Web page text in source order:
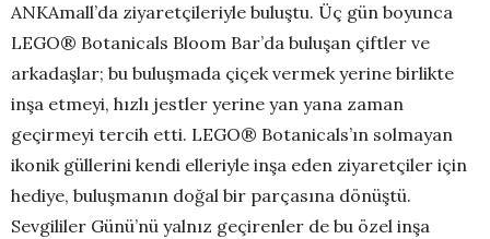
ANKAmall’da ziyaretçileriyle buluştu. Üç gün boyunca
LEGO® Botanicals Bloom Bar’da buluşan çiftler ve
arkadaşlar; bu buluşmada çiçek vermek yerine birlikte
inşa etmeyi, hızlı jestler yerine yan yana zaman
geçirmeyi tercih etti. LEGO® Botanicals’ın solmayan
ikonik güllerini kendi elleriyle inşa eden ziyaretçiler için
hediye, buluşmanın doğal bir parçasına dönüştü.
Sevgililer Günü’nü yalnız geçirenler de bu özel inşa